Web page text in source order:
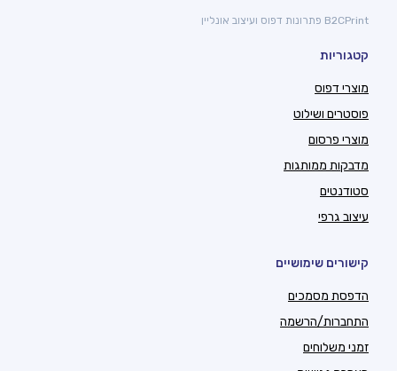
B2CPrint פתרונות דפוס ועיצוב אונליין
קטגוריות
מוצרי דפוס
פוסטרים ושילוט
מוצרי פרסום
מדבקות ממותגות
סטודנטים
עיצוב גרפי
קישורים שימושיים
הדפסת מסמכים
התחברות/הרשמה
זמני משלוחים